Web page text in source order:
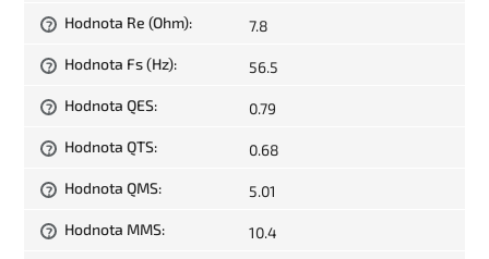
? Hodnota Re (Ohm): 7.8
? Hodnota Fs (Hz): 56.5
? Hodnota QES: 0.79
? Hodnota QTS: 0.68
? Hodnota QMS: 5.01
? Hodnota MMS: 10.4